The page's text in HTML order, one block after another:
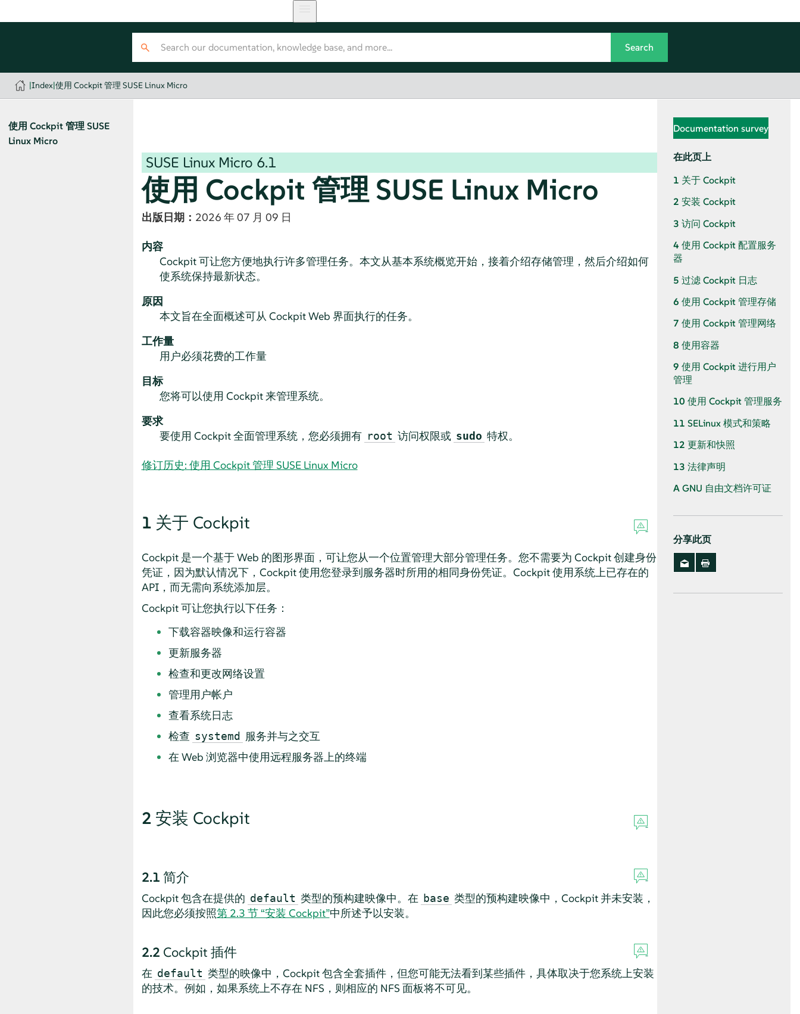
|Index|使用 Cockpit 管理 SUSE Linux Micro
使用 Cockpit 管理 SUSE
Linux Micro
SUSE Linux Micro 6.1
使用 Cockpit 管理 SUSE Linux Micro
出版日期： 2026 年 07 月 09 日
内容
Cockpit 可让您方便地执行许多管理任务。本文从基本系统概览开始，接着介绍存储管理，然后介绍如何
使系统保持最新状态。
原因
本文旨在全面概述可从 Cockpit Web 界面执行的任务。
工作量
用户必须花费的工作量
目标
您将可以使用 Cockpit 来管理系统。
要求
要使用 Cockpit 全面管理系统，您必须拥有 root 访问权限或 sudo 特权。
修订历史: 使用 Cockpit 管理 SUSE Linux Micro
1 关于 Cockpit
Cockpit 是一个基于 Web 的图形界面，可让您从一个位置管理大部分管理任务。您不需要为 Cockpit 创建身份
凭证，因为默认情况下，Cockpit 使用您登录到服务器时所用的相同身份凭证。Cockpit 使用系统上已存在的
API，而无需向系统添加层。
Cockpit 可让您执行以下任务：
下载容器映像和运行容器
更新服务器
检查和更改网络设置
管理用户帐户
查看系统日志
检查 systemd 服务并与之交互
在 Web 浏览器中使用远程服务器上的终端
2 安装 Cockpit
2.1 简介
Cockpit 包含在提供的 default 类型的预构建映像中。在 base 类型的预构建映像中，Cockpit 并未安装，
因此您必须按照第 2.3 节 “安装 Cockpit”中所述予以安装。
2.2 Cockpit 插件
在 default 类型的映像中，Cockpit 包含全套插件，但您可能无法看到某些插件，具体取决于您系统上安装
的技术。例如，如果系统上不存在 NFS，则相应的 NFS 面板将不可见。
Documentation survey
在此页上
1 关于 Cockpit
2 安装 Cockpit
3 访问 Cockpit
4 使用 Cockpit 配置服务
器
5 过滤 Cockpit 日志
6 使用 Cockpit 管理存储
7 使用 Cockpit 管理网络
8 使用容器
9 使用 Cockpit 进行用户
管理
10 使用 Cockpit 管理服务
11 SELinux 模式和策略
12 更新和快照
13 法律声明
AGNU 自由文档许可证
分享此页